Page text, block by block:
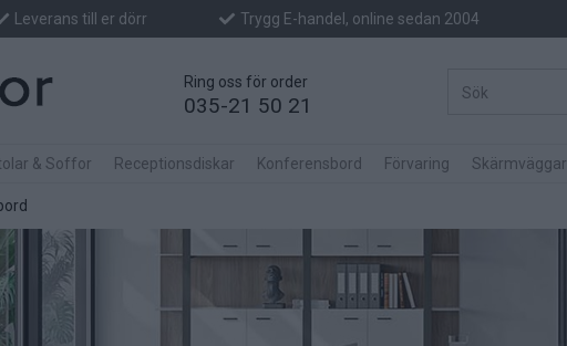
Leverans till er dörr Trygg E-handel, online sedan 2004
Ring oss för order
035-21 50 21
& Soffor Receptionsdiskar Konferensbord Förvaring Skärmväggar